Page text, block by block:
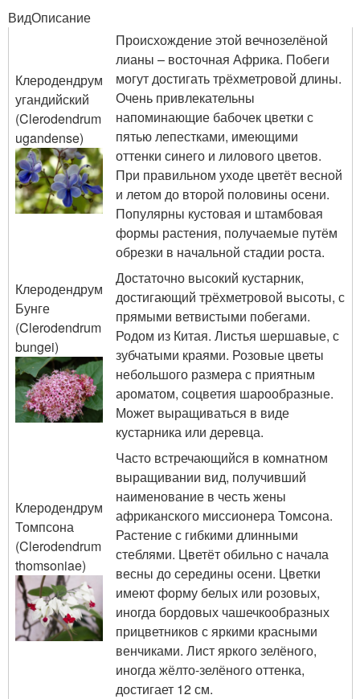
ВидОписание
Клеродендрум
угандийский
(Clerodendrum
ugandense)
Происхождение этой вечнозелёной
лианы – восточная Африка. Побеги
могут достигать трёхметровой длины.
Очень привлекательны
напоминающие бабочек цветки с
пятью лепестками, имеющими
оттенки синего и лилового цветов.
При правильном уходе цветёт весной
и летом до второй половины осени.
Популярны кустовая и штамбовая
формы растения, получаемые путём
обрезки в начальной стадии роста.
Клеродендрум
Бунге
(Clerodendrum
bungei)
Достаточно высокий кустарник,
достигающий трёхметровой высоты, с
прямыми ветвистыми побегами.
Родом из Китая. Листья шершавые, с
зубчатыми краями. Розовые цветы
небольшого размера с приятным
ароматом, соцветия шарообразные.
Может выращиваться в виде
кустарника или деревца.
Клеродендрум
Томпсона
(Clerodendrum
thomsoniae)
Часто встречающийся в комнатном
выращивании вид, получивший
наименование в честь жены
африканского миссионера Томсона.
Растение с гибкими длинными
стеблями. Цветёт обильно с начала
весны до середины осени. Цветки
имеют форму белых или розовых,
иногда бордовых чашечкообразных
прицветников с яркими красными
венчиками. Лист яркого зелёного,
иногда жёлто-зелёного оттенка,
достигает 12 см.